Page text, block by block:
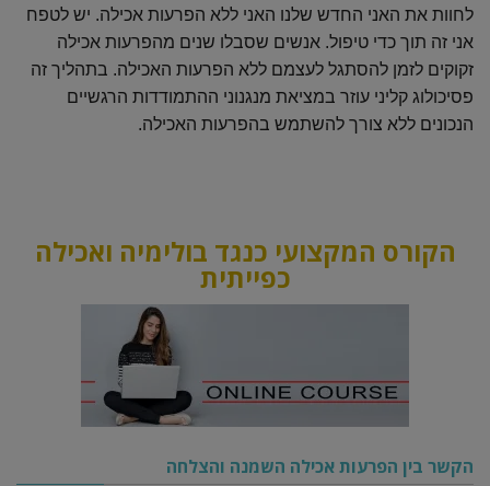
לחוות את האני החדש שלנו האני ללא הפרעות אכילה. יש לטפח
אני זה תוך כדי טיפול. אנשים שסבלו שנים מהפרעות אכילה
זקוקים לזמן להסתגל לעצמם ללא הפרעות האכילה. בתהליך זה
פסיכולוג קליני עוזר במציאת מנגנוני ההתמודדות הרגשיים
הנכונים ללא צורך להשתמש בהפרעות האכילה.
הקורס המקצועי כנגד בולימיה ואכילה
כפייתית
הקשר בין הפרעות אכילה השמנה והצלחה